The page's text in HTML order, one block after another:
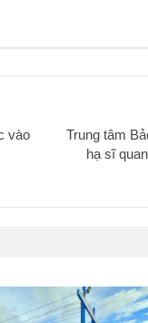
vào
Trung tâm
hạ sĩ